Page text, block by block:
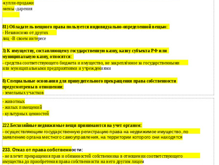
-купли-продажи
-мены -дарения
81) Обладатель вещного права пользуется индивидуально-определенной вещью:
- Независимо от других
лиц -В своем интересе
3) К имуществу, составляющему государственную казну, казну субъекта РФ или
муниципальную казну, относятся:
- средства соответствующего бюджета и имущество, не закреплённое за государственными
или муниципальными предприятиями и учреждениями
8) Специальные основания для принудительного прекращения права собственности
предусмотрены в отношении:
- земельных участков
- животных
- жилых помещений
- культурных ценностей
222.Бесхозяйные недвижимые вещи принимаются на учет органом:
-осуществляющим государственную регистрацию права на недвижимое имущество, по
заявлению органа местного самоуправления, на территории которого они находятся
233. Отказ от права собственности:
- не влечет прекращения прав и обязанностей собственника в отношении соответствующего
имущества до приобретения права собственности на него другим лицом